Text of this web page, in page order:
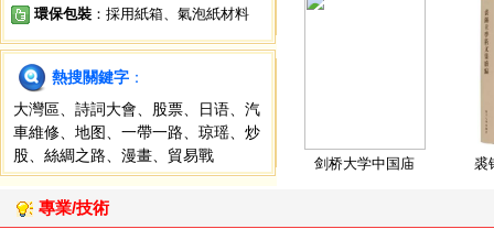
環保包裝 ：採用紙箱、氣泡紙材料
熱搜關鍵字 ：
大灣區
詩詞大會 股票 日语
汽
車維修
地图 一帶一路 琼瑶
炒
股
絲綢之路 漫畫 貿易戰 剑桥大学中国庙 裘
專業/技術